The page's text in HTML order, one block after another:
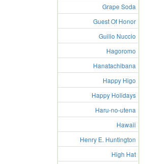
Grape Soda
Guest Of Honor
Guilio Nuccio
Hagoromo
Hanatachibana
Happy Higo
Happy Holidays
Haru-no-utena
Hawaii
Henry E. Huntington
High Hat